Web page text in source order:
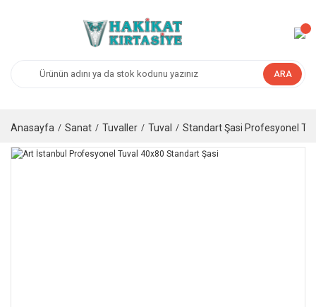
ARA
Anasayfa Sanat Tuvaller Tuval Standart Şasi Profesyonel